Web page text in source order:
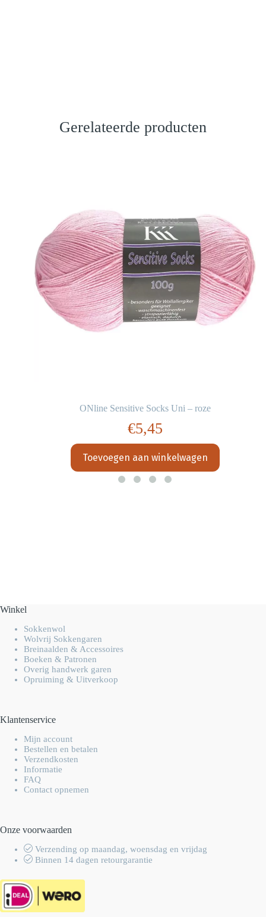
Gerelateerde producten
ONline Sensitive Socks Uni – roze
€5,45
Toevoegen aan winkelwagen
Winkel
Sokkenwol
Wolvrij Sokkengaren
Breinaalden & Accessoires
Boeken & Patronen
Overig handwerk garen
Opruiming & Uitverkoop
Klantenservice
Mijn account
Bestellen en betalen
Verzendkosten
Informatie
FAQ
Contact opnemen
Onze voorwaarden
Verzending op maandag, woensdag en vrijdag
Binnen 14 dagen retourgarantie